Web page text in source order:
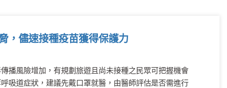
，儘速接種疫苗獲得保護力
播風險增加，有規劃旅遊且尚未接種之民眾可把握機會
吸道症狀，建議先戴口罩就醫，由醫師評估是否需進行